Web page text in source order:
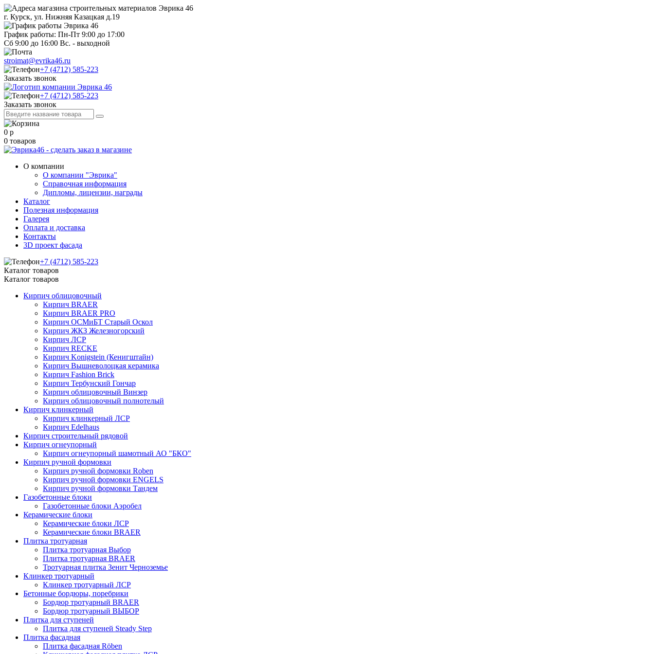
г. Курск, ул. Нижняя Казацкая д.19
График работы: Пн-Пт 9:00 до 17:00
Сб 9:00 до 16:00 Вс. - выходной
stroimat@evrika46.ru
+7 (4712) 585-223
Заказать звонок
+7 (4712) 585-223
Заказать звонок
0 р
0 товаров
О компании
О компании "Эврика"
Справочная информация
Дипломы, лицензии, награды
Каталог
Полезная информация
Галерея
Оплата и доставка
Контакты
3D проект фасада
+7 (4712) 585-223
Каталог товаров
Каталог товаров
Кирпич облицовочный
Кирпич BRAER
Кирпич BRAER PRO
Кирпич ОСМиБТ Старый Оскол
Кирпич ЖКЗ Железногорский
Кирпич ЛСР
Кирпич RECKE
Кирпич Konigstein (Кенигштайн)
Кирпич Вышневолоцкая керамика
Кирпич Fashion Brick
Кирпич Тербунский Гончар
Кирпич облицовочный Винзер
Кирпич облицовочный полнотелый
Кирпич клинкерный
Кирпич клинкерный ЛСР
Кирпич Edelhaus
Кирпич строительный рядовой
Кирпич огнеупорный
Кирпич огнеупорный шамотный АО "БКО"
Кирпич ручной формовки
Кирпич ручной формовки Roben
Кирпич ручной формовки ENGELS
Кирпич ручной формовки Тандем
Газобетонные блоки
Газобетонные блоки Аэробел
Керамические блоки
Керамические блоки ЛСР
Керамические блоки BRAER
Плитка тротуарная
Плитка тротуарная Выбор
Плитка тротуарная BRAER
Тротуарная плитка Зенит Черноземье
Клинкер тротуарный
Клинкер тротуарный ЛСР
Бетонные бордюры, поребрики
Бордюр тротуарный BRAER
Бордюр тротуарный ВЫБОР
Плитка для ступеней
Плитка для ступеней Steady Step
Плитка фасадная
Плитка фасадная Röben